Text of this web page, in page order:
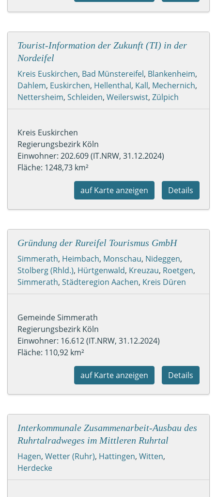
Tourist-Information der Zukunft (TI) in der
Nordeifel
Kreis Euskirchen, Bad Münstereifel, Blankenheim,
Dahlem, Euskirchen, Hellenthal, Kall, Mechernich,
Nettersheim, Schleiden, Weilerswist, Zülpich
Kreis Euskirchen
Regierungsbezirk Köln
Einwohner: 202.609 (IT.NRW, 31.12.2024)
Fläche: 1248,73 km²
Details
auf Karte anzeigen
Gründung der Rureifel Tourismus GmbH
Simmerath, Heimbach, Monschau, Nideggen,
Stolberg (Rhld.), Hürtgenwald, Kreuzau, Roetgen,
Simmerath, Städteregion Aachen, Kreis Düren
Gemeinde Simmerath
Regierungsbezirk Köln
Einwohner: 16.612 (IT.NRW, 31.12.2024)
Fläche: 110,92 km²
Details
auf Karte anzeigen
Interkommunale Zusammenarbeit-Ausbau des
Ruhrtalradweges im Mittleren Ruhrtal
Hagen, Wetter (Ruhr), Hattingen, Witten,
Herdecke